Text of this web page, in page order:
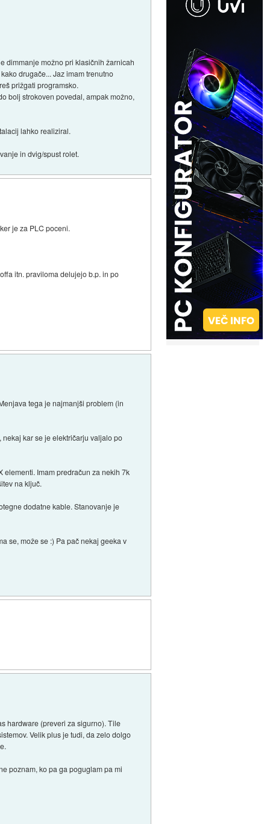
dimmanje možno pri klasičnih žarnicah
drugače... Jaz imam trenutno
prižgati programsko.
bolj strokoven povedal, ampak možno,
lahko realiziral.
in dvig/spust rolet.
je za PLC poceni.
itn. praviloma delujejo b.p. in po
tega je najmanjši problem (in
kar se je električarju valjalo po
elementi. Imam predračun za nekih 7k
na ključ.
dodatne kable. Stanovanje je
se, može se :) Pa pač nekaj geeka v
hardware (preveri za sigurno). Tile
Velik plus je tudi, da zelo dolgo
poznam, ko pa ga poguglam pa mi